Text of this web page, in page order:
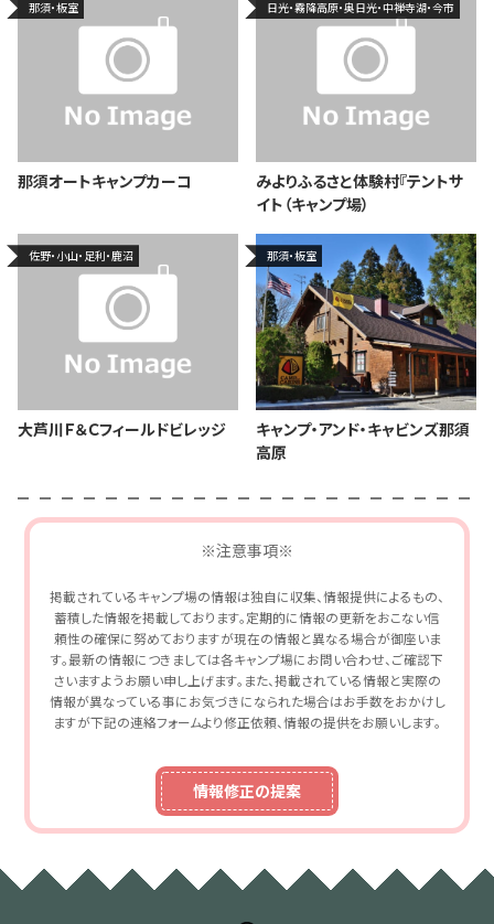
那須・板室
那須オートキャンプカーコ
日光・霧降高原・奥日光・中禅寺湖・今市
みよりふるさと体験村『テントサ
イト（キャンプ場）
佐野・小山・足利・鹿沼
大芦川Ｆ＆Ｃフィールドビレッジ
那須・板室
キャンプ・アンド・キャビンズ那須
高原
※注意事項※
掲載されているキャンプ場の情報は独自に収集、情報提供によるもの、
蓄積した情報を掲載しております。定期的に情報の更新をおこない信
頼性の確保に努めておりますが現在の情報と異なる場合が御座いま
す。最新の情報につきましては各キャンプ場にお問い合わせ、ご確認下
さいますようお願い申し上げます。また、掲載されている情報と実際の
情報が異なっている事にお気づきになられた場合はお手数をおかけし
ますが下記の連絡フォームより修正依頼、情報の提供をお願いします。
情報修正の提案